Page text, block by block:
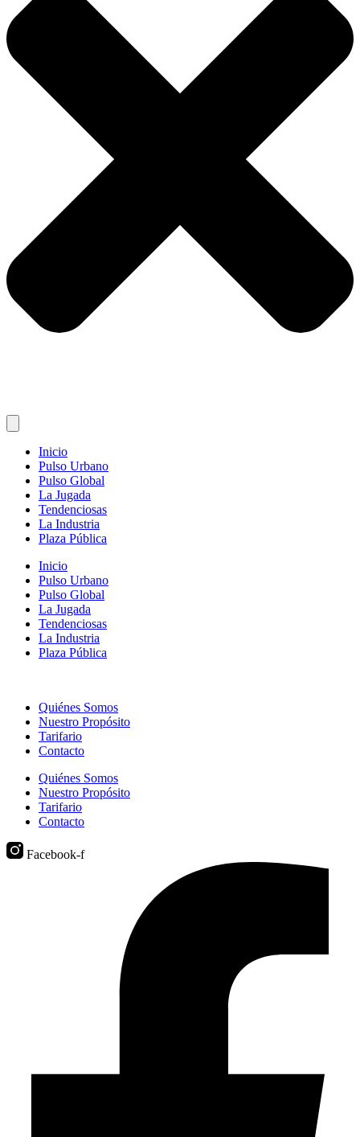
Inicio
Pulso Urbano
Pulso Global
La Jugada
Tendenciosas
La Industria
Plaza Pública
Inicio
Pulso Urbano
Pulso Global
La Jugada
Tendenciosas
La Industria
Plaza Pública
Quiénes Somos
Nuestro Propósito
Tarifario
Contacto
Quiénes Somos
Nuestro Propósito
Tarifario
Contacto
Facebook-f